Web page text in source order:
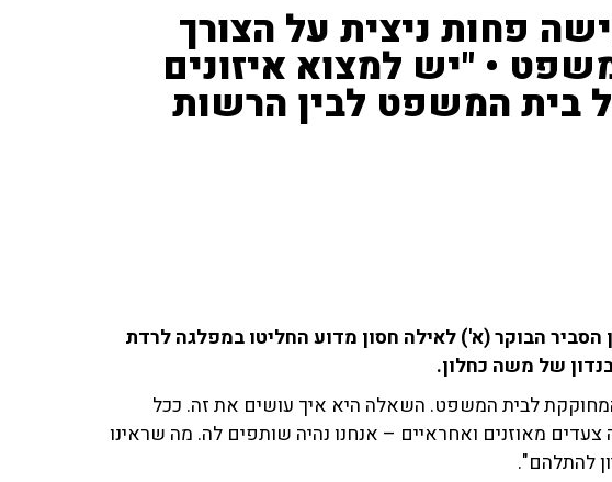
פחות ניצית על הצורך
• "יש למצוא איזונים
בית המשפט לבין הרשות
הסביר הבוקר (א') לאילה חסון מדוע החליטו במפלגה לרדת
של משה כחלון.
לבית המשפט. השאלה היא איך עושים את זה. ככל
מאוזנים ואחראיים – אנחנו נהיה שותפים לה. מה שראינו
להתלהם".